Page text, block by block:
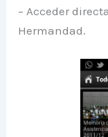
– Acceder
Hermandad.